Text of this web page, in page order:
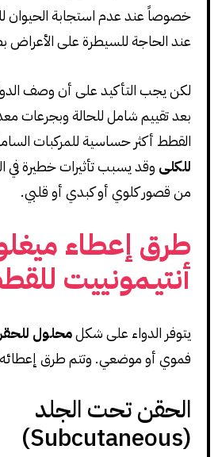
خصوصاً عند عدم استجابة الحيوان
عند الحاجة للسيطرة على الأعراض
لكن يجب التأكيد على أن وصف
بعد تقييم شامل للحالة وبجرعات
القطط أكثر حساسية للمركبات
للكلى وقد يسبب تأثيرات خطيرة في
من قصور كلوي أو كبدي أو قلبي.
طرق إعطاء
أنتيـمونييت
يتوفر الدواء على شكلمحلول
فموي أو موضعي. وتتم طرق إعطائه
الحقن تحت الجلد
(Subcutaneous)